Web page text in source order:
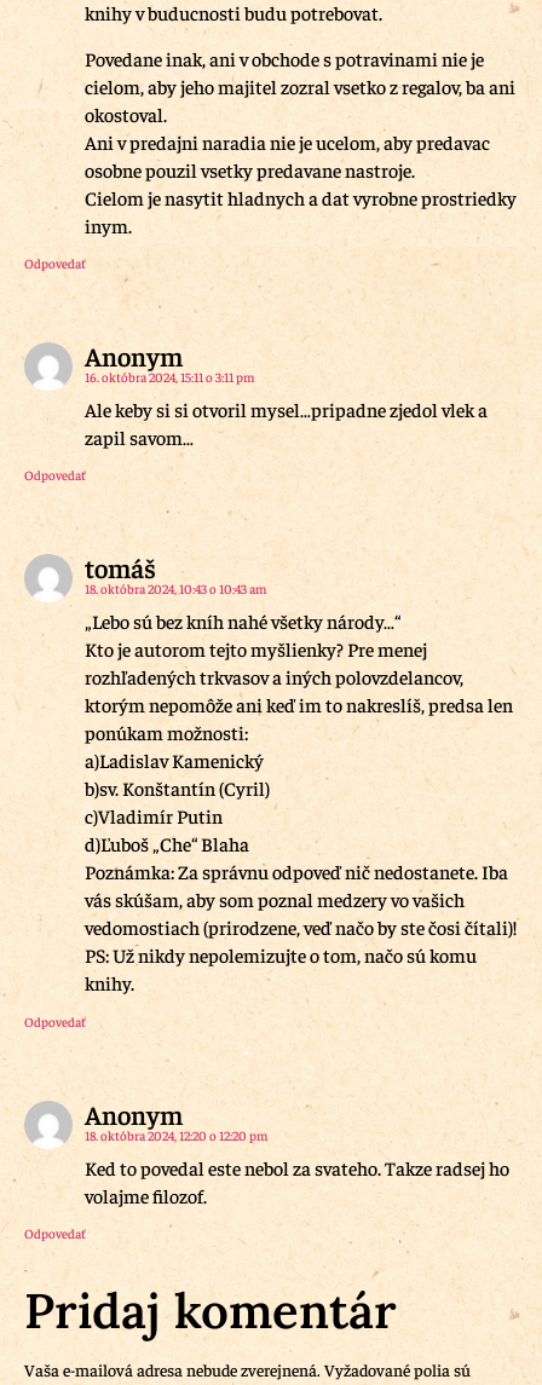
knihy v buducnosti budu potrebovat.
Povedane inak, ani v obchode s potravinami nie je
cielom, aby jeho majitel zozral vsetko z regalov, ba ani
okostoval.
Ani v predajni naradia nie je ucelom, aby predavac
osobne pouzil vsetky predavane nastroje.
Cielom je nasytit hladnych a dat vyrobne prostriedky
inym.
Odpovedať
Anonym
16. októbra 2024, 15:11 o 3:11 pm
Ale keby si si otvoril mysel…pripadne zjedol vlek a
zapil savom…
Odpovedať
tomáš
18. októbra 2024, 10:43 o 10:43 am
„Lebo sú bez kníh nahé všetky národy…“
Kto je autorom tejto myšlienky? Pre menej
rozhľadených trkvasov a iných polovzdelancov,
ktorým nepomôže ani keď im to nakreslíš, predsa len
ponúkam možnosti:
a)Ladislav Kamenický
b)sv. Konštantín (Cyril)
c)Vladimír Putin
d)Ľuboš „Che“ Blaha
Poznámka: Za správnu odpoveď nič nedostanete. Iba
vás skúšam, aby som poznal medzery vo vašich
vedomostiach (prirodzene, veď načo by ste čosi čítali)!
PS: Už nikdy nepolemizujte o tom, načo sú komu
knihy.
Odpovedať
Anonym
18. októbra 2024, 12:20 o 12:20 pm
Ked to povedal este nebol za svateho. Takze radsej ho
volajme filozof.
Odpovedať
Pridaj komentár
Vaša e-mailová adresa nebude zverejnená.Vyžadované polia sú